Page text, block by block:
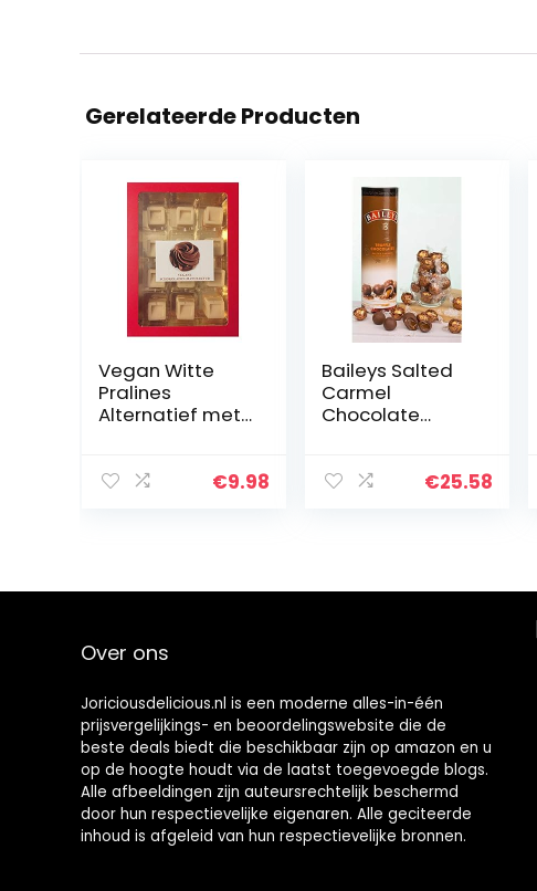
Gerelateerde Producten
Vegan Witte
Pralines
Alternatief met
SCHOKOLADEN-
€9.98
Baileys Salted
Carmel
Chocolate
€25.58
Over ons
Joriciousdelicious.nl is een moderne alles-in-één
prijsvergelijkings- en beoordelingswebsite die de
beste deals biedt die beschikbaar zijn op amazon en u
op de hoogte houdt via de laatst toegevoegde blogs.
Alle afbeeldingen zijn auteursrechtelijk beschermd
door hun respectievelijke eigenaren. Alle geciteerde
inhoud is afgeleid van hun respectievelijke bronnen.